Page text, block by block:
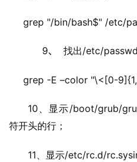
grep "/bin/bash$" /etc/
9、 找出/etc/passwd
grep -E –color "\<[0-
10 、显示/boot/grub/
符开头的行；
11 、显示/etc/rc.d/